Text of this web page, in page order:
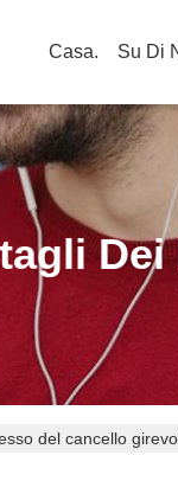
Casa. Su Di
del cancello